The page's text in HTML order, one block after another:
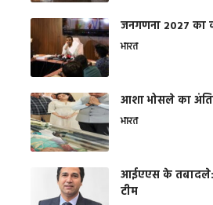
जनगणना 2027 का
भारत
आशा भोसले का
भारत
आईएएस के तबादले:
टीम